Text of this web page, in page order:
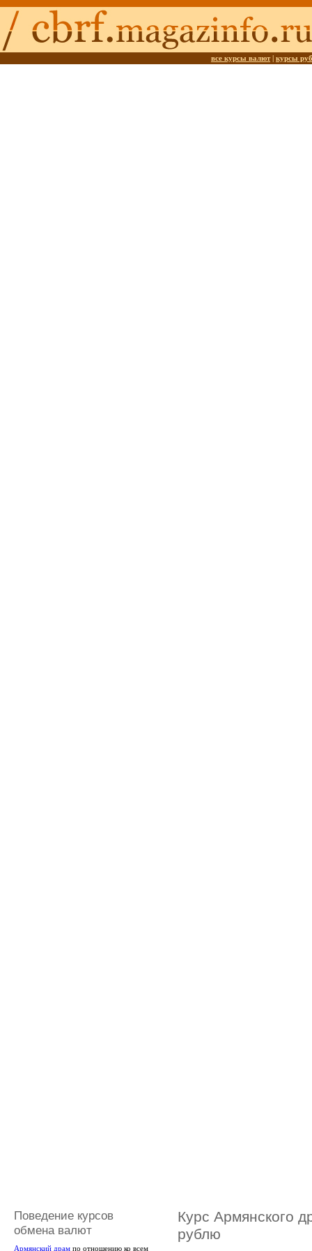
все курсы валют| курсы
Поведение курсов
обмена валют
Армянский драм по отношению ко всем
Курс Армянского
рублю